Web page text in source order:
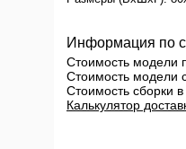
Информация по
Стоимость модели
Стоимость модели
Стоимость сборки
Калькулятор